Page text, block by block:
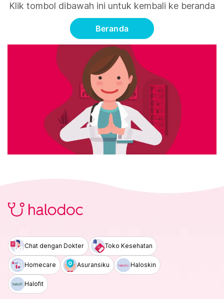
Klik tombol dibawah ini untuk kembali ke beranda
Beranda
Chat dengan Dokter Toko Kesehatan
Homecare Asuransiku Haloskin
Halofit